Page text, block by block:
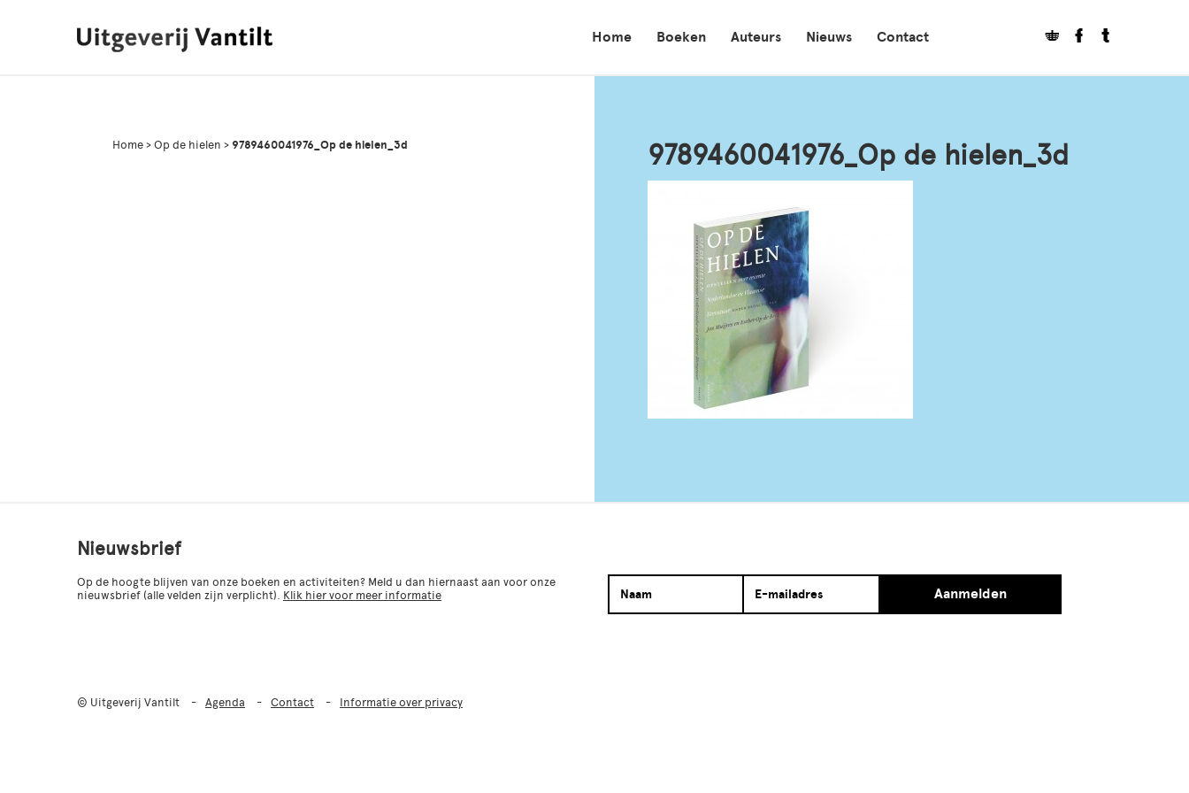
Home Boeken Auteurs Nieuws Contact
Home > Op de hielen > 9789460041976_Op de hielen_3d 9789460041976_Op de hielen_3d
Nieuwsbrief
Op de hoogte blijven van onze boeken en activiteiten? Meld u dan hiernaast aan voor onze
nieuwsbrief (alle velden zijn verplicht). Klik hier voor meer informatie Aanmelden
© Uitgeverij Vantilt Agenda Contact Informatie over privacy